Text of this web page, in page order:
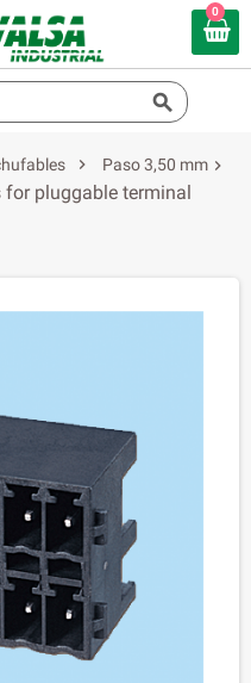
0


Paso 3,50 mm 
pluggable terminal